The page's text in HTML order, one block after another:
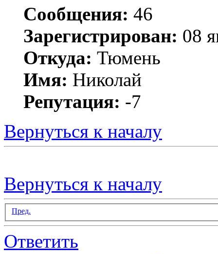
Сообщения: 46
Зарегистрирован: 08
Откуда: Тюмень
Имя: Николай
Репутация: -7
Вернуться к началу
Вернуться к началу
Пред.
Ответить